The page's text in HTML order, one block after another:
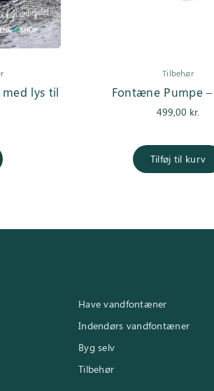
lys til
Tilbehør
Fontæne Pumpe
499,00 kr.
Tilføj til kurv
Have vandfontæner
Indendørs vandfontæner
Byg selv
Tilbehør